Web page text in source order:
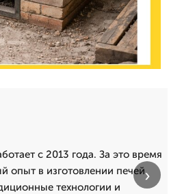
с 2013 года. За это время
опыт в изготовлении печей
технологии и
›